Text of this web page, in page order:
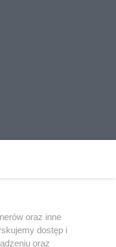
być powielany i
w jakikolwiek sposób (w
jakimkolwiek polu
oraz inne
dostęp i
oraz